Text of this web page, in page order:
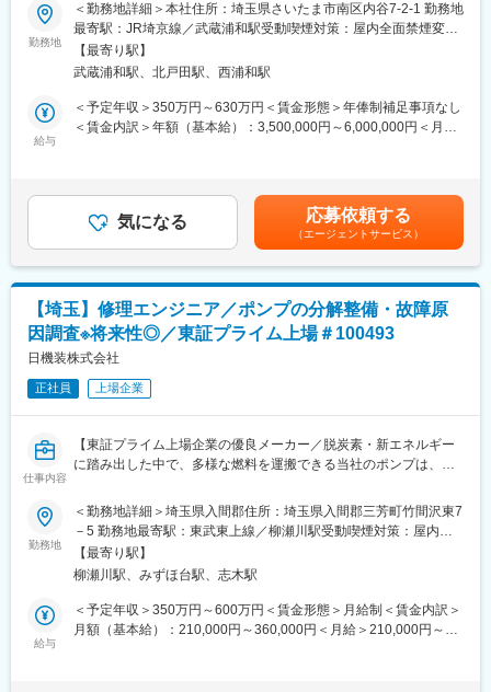
変更の範囲：会社の定める業務
朝、夕は代理店に訪問、午後に主に施設へ訪問し、ご自宅を拠点
に直行直帰。週の一日程度は内勤をし、事務手処理を進めます。
立ち合いはなし、緊急の呼び出しなどはほぼありません。
なお、シスメックスの営業担当は大手病院向けの販売体制をとっ
■組織構成
■研修：
製品知識については、入社後、当社での研修や親会社のシスメッ
クスの研修にも参加しながらスキルを身に着けていただきます。
（研修については神戸本社にて2週間程度実施後、配属先でのOJT
を予定しております。）
変更の範囲：会社の定める業務
■求人ポイント：
・設計・製造・修理・品質改善まで一貫して携われる
一部分の工程だけではなく、設計から品質改善まで幅広く経験で
きるため、医療機器エンジニアとして市場価値を高められる環境
です。
・働きやすさ良好によるプライベートとの両立も可能
ます。人の命や生活を支える製品に携われる、やりがいの大きな
仕事です。
される医療機器の開発・改良・修理を担う技術職を募集します。
当社は自社開発製品に加え、海外メーカーの先進医療機器も取り
扱っています。設計・製造・修理・品質改善まで幅広い業務に携
わることができるため、技術者として専門性を高めながら社会に
貢献できる環境です。
■業務内容：
医療機器の品質維持・製品改良・修理対応を通じて、医療現場や
在宅医療を支える技術業務を担当していただきます。
・医療機器の設計・開発・製造・修理
・新製品導入時の技術評価・検証
・営業部門や医療機関からの技術的問い合わせ対応
・海外メーカーとの技術情報確認・連携
代表取締役1名、取締役１名、医療機器部9名、管理部1名、パー
ト社員3名
勤務地
＜勤務地詳細＞本社住所：埼玉県さいたま市南区内谷7-2-1 勤務地
最寄駅：JR埼京線／武蔵浦和駅受動喫煙対策：屋内全面禁煙変更
の範囲：会社の定める事業所
【最寄り駅】
武蔵浦和駅、北戸田駅、西浦和駅
給与
＜予定年収＞350万円～630万円＜賃金形態＞年俸制補足事項なし
＜賃金内訳＞年額（基本給）：3,500,000円～6,000,000円＜月額
給※別途決算賞与あり（業績による）賃金はあくまでも目安の金額
であり、選考を通じて上下する可能性があります。月給(月額)は固
定手当を含めた表記です。
気になる 応募依頼する
（エージェントサービス）
【埼玉】修理エンジニア／ポンプの分解整備・故障原
因調査※将来性◎／東証プライム上場＃100493
日機装株式会社
正社員 上場企業
仕事内容
【東証プライム上場企業の優良メーカー／脱炭素・新エネルギー
に踏み出した中で、多様な燃料を運搬できる当社のポンプは、時
性抜群です】
■業務概要：
当社インダストリアル事業本部にて、自社製ポンプの修理・整備
を担当する修理エンジニアとしてご活躍いただきます。
埼玉拠点に戻ってきたポンプを対象に、補修、分解整備、組立、
勤務地
＜勤務地詳細＞埼玉県入間郡住所：埼玉県入間郡三芳町竹間沢東7
－5 勤務地最寄駅：東武東上線／柳瀬川駅受動喫煙対策：屋内全
面禁煙変更の範囲：会社の定める事業所
【最寄り駅】
柳瀬川駅、みずほ台駅、志木駅
給与
＜予定年収＞350万円～600万円＜賃金形態＞月給制＜賃金内訳＞
月額（基本給）：210,000円～360,000円＜月給＞210,000円～